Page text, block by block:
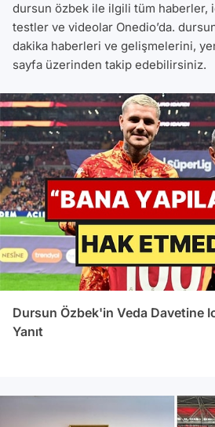
dursun özbek ile ilgili tüm haberler,
testler ve videolar Onedio’da.
dakika haberleri ve gelişmelerini,
sayfa üzerinden takip edebilirsiniz.
Dursun Özbek'in Veda Davetine
Yanıt